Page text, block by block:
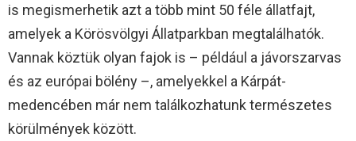
is megismerhetik azt a több mint 50 féle állatfajt,
amelyek a Körösvölgyi Állatparkban megtalálhatók.
Vannak köztük olyan fajok is – például a jávorszarvas
és az európai bölény –, amelyekkel a Kárpát-
medencében már nem találkozhatunk természetes
körülmények között.